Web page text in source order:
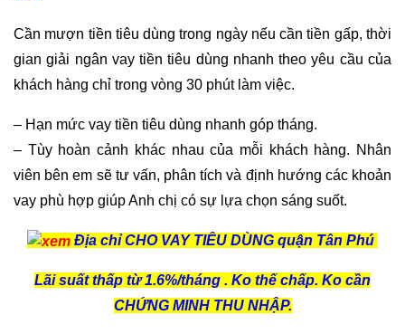
Cần mượn tiền tiêu dùng trong ngày nếu cần tiền gấp, thời
gian giải ngân vay tiền tiêu dùng nhanh theo yêu cầu của
khách hàng chỉ trong vòng 30 phút làm việc.
– Hạn mức vay tiền tiêu dùng nhanh góp tháng.
– Tùy hoàn cảnh khác nhau của mỗi khách hàng. Nhân
viên bên em sẽ tư vấn, phân tích và định hướng các khoản
vay phù hợp giúp Anh chị có sự lựa chọn sáng suốt.
Địa chỉ CHO VAY TIÊU DÙNG quận Tân Phú
Lãi suất thấp từ 1.6%/tháng . Ko thế chấp. Ko cần
CHỨNG MINH THU NHẬP.